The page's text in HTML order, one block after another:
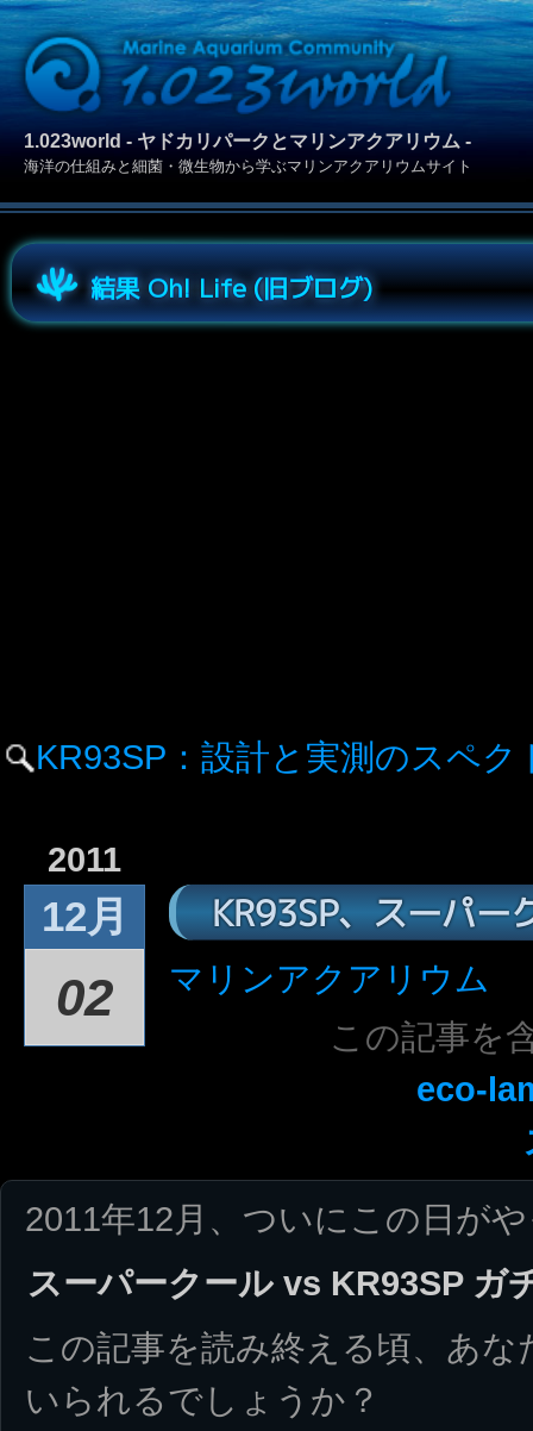
1.023world - ヤドカリパークとマリンアクアリウム -
海洋の仕組みと細菌・微生物から学ぶマリンアクアリウムサイト
結果 Oh! Life (旧ブログ)
KR93SP：設計と実測のスペク
2011
12月
02
KR93SP、スーパー
マリンアクアリウム
この記事を
eco-
2011年12月、ついにこの日が
スーパークール vs KR93SP ガ
この記事を読み終える頃、あ
いられるでしょうか？